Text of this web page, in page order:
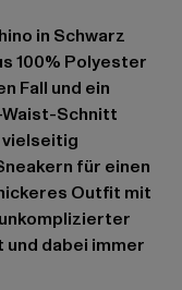
in Schwarz
100% Polyester
Fall und ein
Waist-Schnitt
vielseitig
für einen
Outfit mit
dabei immer